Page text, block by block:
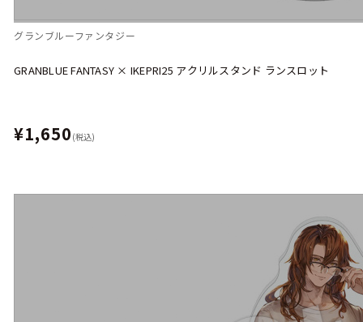
グランブルーファンタジー
GRANBLUE FANTASY × IKEPRI25 アクリルスタンド ランスロット
¥1,650 (税込)